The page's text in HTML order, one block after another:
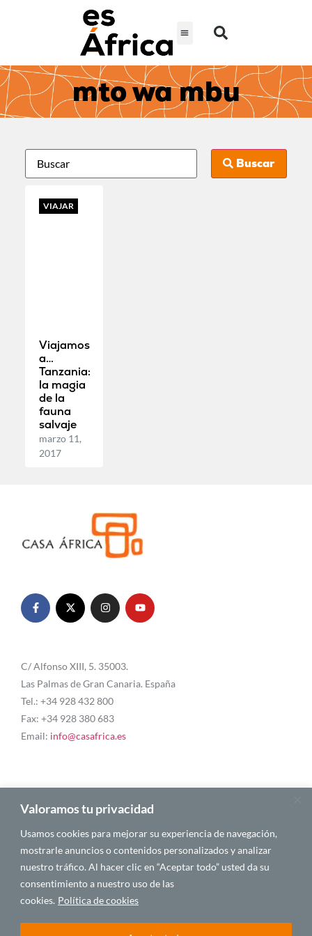
Valoramos tu privacidad
Usamos cookies para mejorar su experiencia de navegación,
mostrarle anuncios o contenidos personalizados y analizar
nuestro tráfico. Al hacer clic en “Aceptar todo” usted da su
consentimiento a nuestro uso de las
cookies. Política de cookies
mto wa mbu
Buscar
VIAJAR
Viajamos
a…
Tanzania:
la magia
de la
fauna
salvaje
marzo 11,
2017
C/ Alfonso XIII, 5. 35003.
Las Palmas de Gran Canaria. España
Tel.: +34 928 432 800
Fax: +34 928 380 683
Email: info@casafrica.es
Blog
Quiénes somos
Autores
Español